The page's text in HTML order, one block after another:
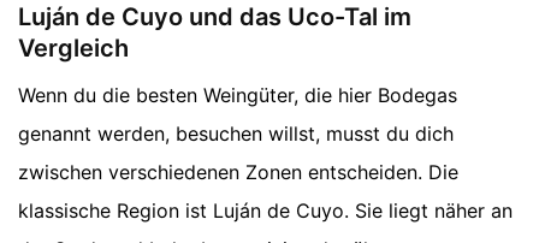
Luján de Cuyo und das Uco-Tal im
Vergleich
Wenn du die besten Weingüter, die hier Bodegas
genannt werden, besuchen willst, musst du dich
zwischen verschiedenen Zonen entscheiden. Die
klassische Region ist Luján de Cuyo. Sie liegt näher an